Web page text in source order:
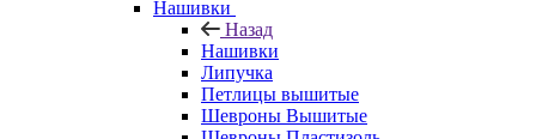
Нашивки
Назад
Нашивки
Липучка
Петлицы вышитые
Шевроны Вышитые